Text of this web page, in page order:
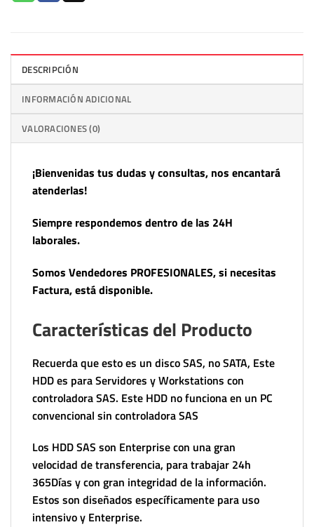
DESCRIPCIÓN
INFORMACIÓN ADICIONAL
VALORACIONES (0)
¡Bienvenidas tus dudas y consultas, nos encantará
atenderlas!
Siempre respondemos dentro de las 24H
laborales.
Somos Vendedores PROFESIONALES, si necesitas
Factura, está disponible.
Características del Producto
Recuerda que esto es un disco SAS, no SATA, Este
HDD es para Servidores y Workstations con
controladora SAS. Este HDD no funciona en un PC
convencional sin controladora SAS
Los HDD SAS son Enterprise con una gran
velocidad de transferencia, para trabajar 24h
365Días y con gran integridad de la información.
Estos son diseñados específicamente para uso
intensivo y Enterprise.